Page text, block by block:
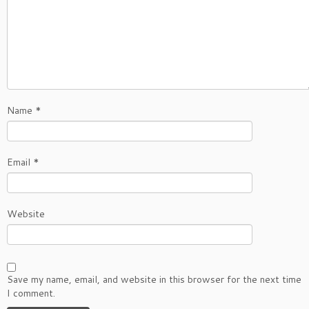
Name *
Email *
Website
Save my name, email, and website in this browser for the next time
I comment.